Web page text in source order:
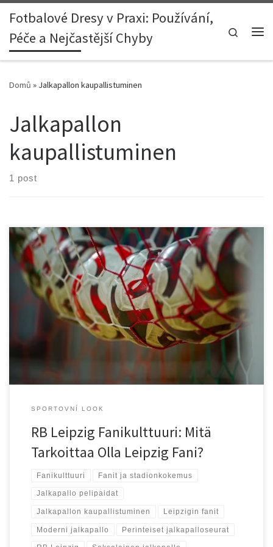
Skip to content
Fotbalové Dresy v Praxi: Používání,
Péče a Nejčastější Chyby
Search
Domů » Jalkapallon kaupallistuminen
Jalkapallon
kaupallistuminen
1 post
1. Johdanto RB Leipzig on noussut nopeasti Saksassa ja
Euroopassa yhdeksi puhutuimmista jalkapalloseuroista, mutta sen
matka ei ole ollut tavanomainen. Alun perin vuonna 2009
perustettu seura on noussut Bundesliigan huipulle vain
kymmenessä vuodessa, mikä on herättänyt paljon keskustelua.
Monille RB Leipzig edustaa uuden ajan jalkapalloseuraa, jossa
perinteet ja moderni liiketoiminta […]
SPORTOVNÍ LOOK
RB Leipzig Fanikulttuuri: Mitä
Tarkoittaa Olla Leipzig Fani?
Fanikulttuuri Fanit ja stadionkokemus
Jalkapallo pelipaidat
Jalkapallon kaupallistuminen Leipzigin fanit
Moderni jalkapallo Perinteiset jalkapalloseurat